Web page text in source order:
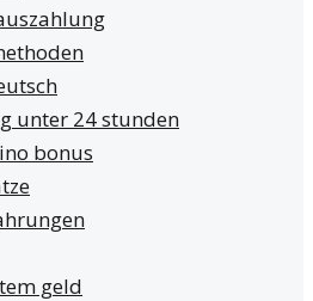
unter 24 stunden
bonus
geld